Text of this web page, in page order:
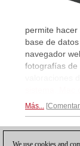
permite
base de
navegador
fotografías de
Más...
We use cookies and